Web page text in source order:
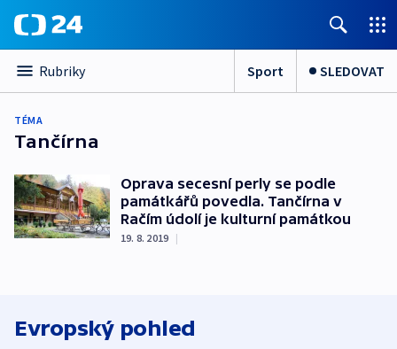
Rubriky Sport SLEDOVAT
TÉMA
Tančírna
Oprava secesní perly se podle
památkářů povedla. Tančírna v
Račím údolí je kulturní památkou
19. 8. 2019 |
Evropský pohled